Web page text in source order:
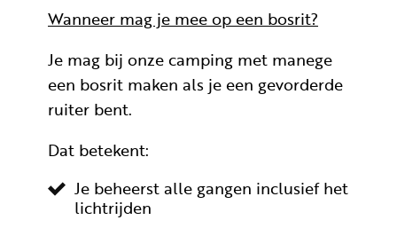
Wanneer mag je mee op een bosrit?
Je mag bij onze camping met manege
een bosrit maken als je een gevorderde
ruiter bent.
Dat betekent:
Je beheerst alle gangen inclusief het
lichtrijden